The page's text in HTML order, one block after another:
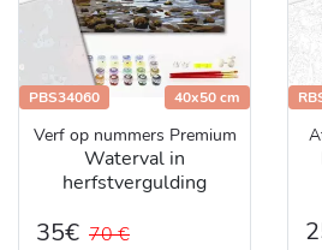
PBS34060 40x50 cm
Verf op nummers Premium
Waterval in
herfstvergulding
35€ 70 €